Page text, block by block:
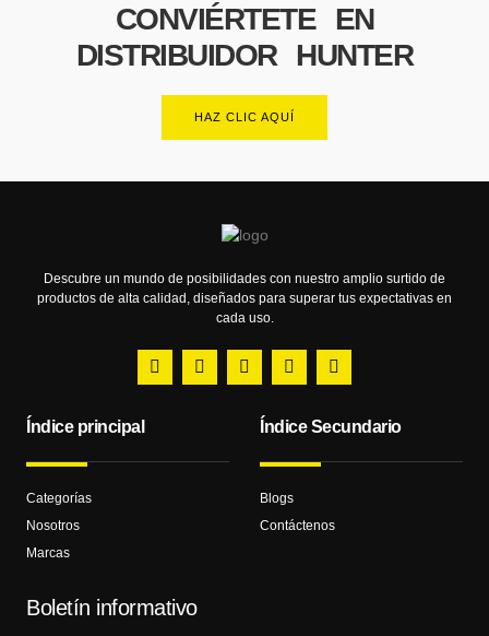
CONVIÉRTETE EN
DISTRIBUIDOR HUNTER
HAZ CLIC AQUÍ
Descubre un mundo de posibilidades con nuestro amplio surtido de
productos de alta calidad, diseñados para superar tus expectativas en
cada uso.
Índice principal
Categorías
Nosotros
Marcas
Índice Secundario
Blogs
Contáctenos
Boletín informativo